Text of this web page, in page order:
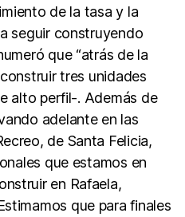
de la tasa y la
seguir construyendo
que “atrás de la
tres unidades
alto perfil-. Además de
adelante en las
de Santa Felicia,
que estamos en
en Rafaela,
que para finales